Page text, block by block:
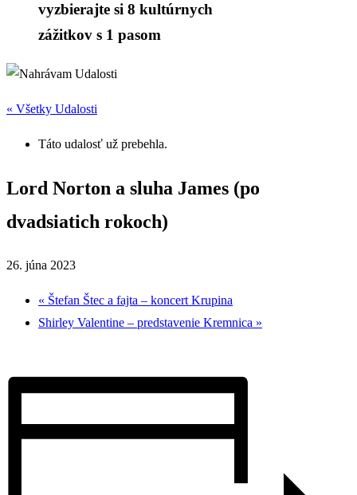
vyzbierajte si 8 kultúrnych
zážitkov s 1 pasom
« Všetky Udalosti
Táto udalosť už prebehla.
Lord Norton a sluha James (po
dvadsiatich rokoch)
26. júna 2023
« Štefan Štec a fajta – koncert Krupina
Shirley Valentine – predstavenie Kremnica »